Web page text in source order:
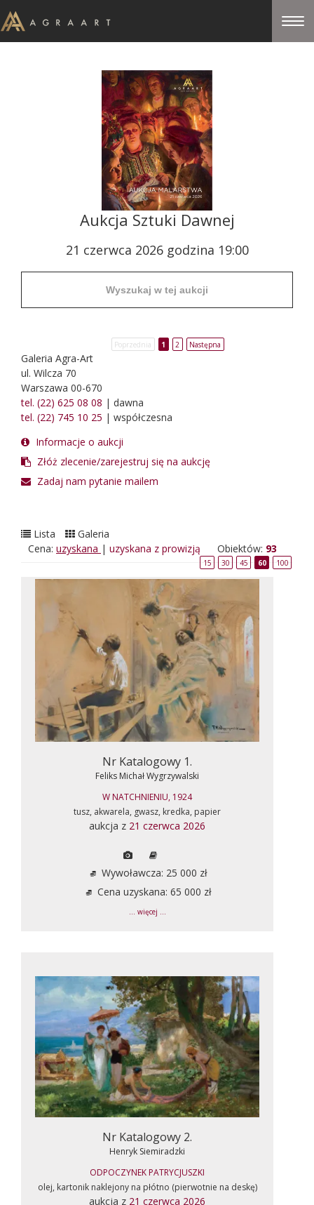
Aukcja Sztuki Dawnej
21 czerwca 2026 godzina 19:00
Poprzednia 1 2 Następna
Galeria Agra-Art
ul. Wilcza 70
Warszawa 00-670
tel. (22) 625 08 08 | dawna
tel. (22) 745 10 25 | współczesna
Informacje o aukcji
Złóż zlecenie/zarejestruj się na aukcję
Zadaj nam pytanie mailem
Lista
Galeria
Cena: uzyskana | uzyskana z prowizją Obiektów: 93
15 30 45 60 100
Nr Katalogowy 1.
Feliks Michał Wygrzywalski
W NATCHNIENIU, 1924
tusz, akwarela, gwasz, kredka, papier
aukcja z 21 czerwca 2026
Wywoławcza: 25 000 zł
Cena uzyskana: 65 000 zł
... więcej ...
Nr Katalogowy 2.
Henryk Siemiradzki
ODPOCZYNEK PATRYCJUSZKI
olej, kartonik naklejony na płótno (pierwotnie na deskę)
aukcja z 21 czerwca 2026